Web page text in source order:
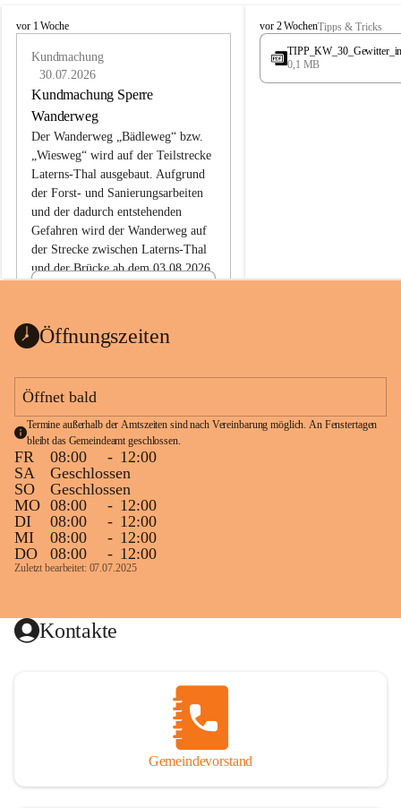
L
vor 1 Woche
Kundmachung
30.07.2026
Kundmachung Sperre
Wanderweg
Der Wanderweg „Bädleweg“ bzw.
„Wiesweg“ wird auf der Teilstrecke
Laterns-Thal ausgebaut. Aufgrund
der Forst- und Sanierungsarbeiten
und der dadurch entstehenden
Gefahren wird der Wanderweg auf
der Strecke zwischen Laterns-Thal
und der Brücke ab dem 03.08.2026
ht
1 Seite•0,1 MB
L
a
e
vor 2 WochenTipps & Tricks
0,1 MB
Öffnungszeiten
Öffnet bald
Termine außerhalb der Amtszeiten sind nach Vereinbarung möglich. An Fenstertagen
bleibt das Gemeindeamt geschlossen.
FR 08:00 - 12:00
SA
Geschlossen
SO
Geschlossen
MO 08:00 - 12:00
DI
08:00 - 12:00
MI
08:00 - 12:00
DO
08:00 - 12:00
Zuletzt bearbeitet: 07.07.2025
Kontakte
Gemeindevorstand